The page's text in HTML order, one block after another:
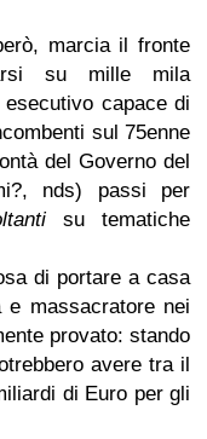
marcia il fronte
su mille mila
capace di
sul 75enne
del Governo del
nds) passi per
su tematiche
di portare a casa
e massacratore nei
provato: stando
avere tra il
di Euro per gli